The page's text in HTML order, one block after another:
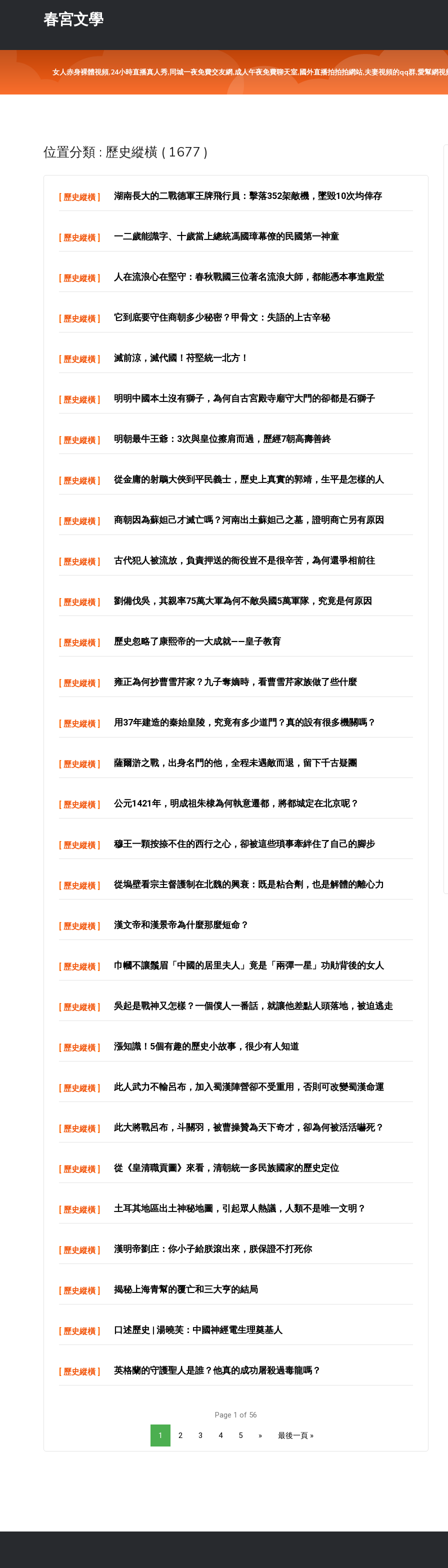
春宮文學
女人赤身裸體視頻,24小時直播真人秀,同城一夜免費交友網,成人午夜免費聊天室,國外直播拍拍拍網站,夫妻視頻的qq群,愛幫網
位置分類 : 歷史縱橫 ( 1677 )
[ 歷史縱橫 ] 湖南長大的二戰德軍王牌飛行員：擊落352架敵機，墜毀10次均倖存
[ 歷史縱橫 ] 一二歲能識字、十歲當上總統馮國璋幕僚的民國第一神童
[ 歷史縱橫 ] 人在流浪心在堅守：春秋戰國三位著名流浪大師，都能憑本事進殿堂
[ 歷史縱橫 ] 它到底要守住商朝多少秘密？甲骨文：失語的上古辛秘
[ 歷史縱橫 ] 滅前涼，滅代國！苻堅統一北方！
[ 歷史縱橫 ] 明明中國本土沒有獅子，為何自古宮殿寺廟守大門的卻都是石獅子
[ 歷史縱橫 ] 明朝最牛王爺：3次與皇位擦肩而過，歷經7朝高壽善終
[ 歷史縱橫 ] 從金庸的射鵰大俠到平民義士，歷史上真實的郭靖，生平是怎樣的人
[ 歷史縱橫 ] 商朝因為蘇妲己才滅亡嗎？河南出土蘇妲己之墓，證明商亡另有原因
[ 歷史縱橫 ] 古代犯人被流放，負責押送的衙役豈不是很辛苦，為何還爭相前往
[ 歷史縱橫 ] 劉備伐吳，其親率75萬大軍為何不敵吳國5萬軍隊，究竟是何原因
[ 歷史縱橫 ] 歷史忽略了康熙帝的一大成就——皇子教育
[ 歷史縱橫 ] 雍正為何抄曹雪芹家？九子奪嫡時，看曹雪芹家族做了些什麼
[ 歷史縱橫 ] 用37年建造的秦始皇陵，究竟有多少道門？真的設有很多機關嗎？
[ 歷史縱橫 ] 薩爾滸之戰，出身名門的他，全程未遇敵而退，留下千古疑團
[ 歷史縱橫 ] 公元1421年，明成祖朱棣為何執意遷都，將都城定在北京呢？
[ 歷史縱橫 ] 穆王一顆按捺不住的西行之心，卻被這些瑣事牽絆住了自己的腳步
[ 歷史縱橫 ] 從塢壁看宗主督護制在北魏的興衰：既是粘合劑，也是解體的離心力
[ 歷史縱橫 ] 漢文帝和漢景帝為什麼那麼短命？
[ 歷史縱橫 ] 巾幗不讓鬚眉「中國的居里夫人」竟是「兩彈一星」功勛背後的女人
[ 歷史縱橫 ] 吳起是戰神又怎樣？一個僕人一番話，就讓他差點人頭落地，被迫逃走
[ 歷史縱橫 ] 漲知識！5個有趣的歷史小故事，很少有人知道
[ 歷史縱橫 ] 此人武力不輸呂布，加入蜀漢陣營卻不受重用，否則可改變蜀漢命運
[ 歷史縱橫 ] 此大將戰呂布，斗關羽，被曹操贊為天下奇才，卻為何被活活嚇死？
[ 歷史縱橫 ] 從《皇清職貢圖》來看，清朝統一多民族國家的歷史定位
[ 歷史縱橫 ] 土耳其地區出土神秘地圖，引起眾人熱議，人類不是唯一文明？
[ 歷史縱橫 ] 漢明帝劉庄：你小子給朕滾出來，朕保證不打死你
[ 歷史縱橫 ] 揭秘上海青幫的覆亡和三大亨的結局
[ 歷史縱橫 ] 口述歷史 | 湯曉芙：中國神經電生理奠基人
[ 歷史縱橫 ] 英格蘭的守護聖人是誰？他真的成功屠殺過毒龍嗎？
Page 1 of 56
1 2 3 4 5 » 最後一頁 »